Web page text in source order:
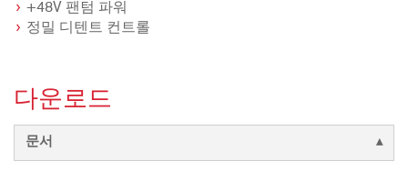
+48V 팬텀 파워
정밀 디텐트 컨트롤
다운로드
문서